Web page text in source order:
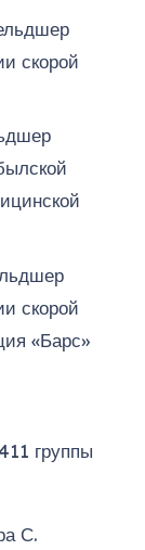
скорой
скорой
«Барс»
группы
С.